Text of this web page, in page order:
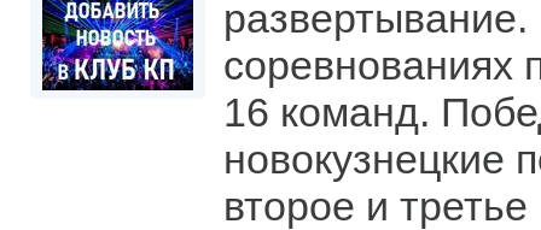
развертывание.
соревнованиях
16 команд.
новокузнецкие
второе и